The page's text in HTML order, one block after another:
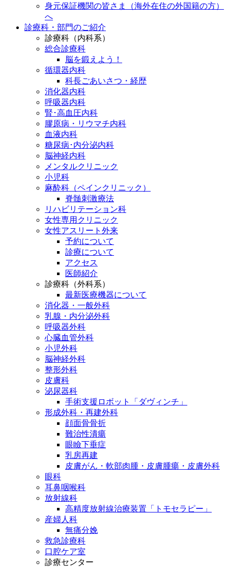
身元保証機関の皆さま（海外在住の外国籍の方）
へ
診療科・部門のご紹介
診療科（内科系）
総合診療科
脳を鍛えよう！
循環器内科
科長ごあいさつ・経歴
消化器内科
呼吸器内科
腎･高血圧内科
膠原病・リウマチ内科
血液内科
糖尿病･内分泌内科
脳神経内科
メンタルクリニック
小児科
麻酔科（ペインクリニック）
脊髄刺激療法
リハビリテーション科
女性専用クリニック
女性アスリート外来
予約について
診療について
アクセス
医師紹介
診療科（外科系）
最新医療機器について
消化器・一般外科
乳腺・内分泌外科
呼吸器外科
心臓血管外科
小児外科
脳神経外科
整形外科
皮膚科
泌尿器科
手術支援ロボット「ダヴィンチ」
形成外科・再建外科
顔面骨骨折
難治性潰瘍
眼瞼下垂症
乳房再建
皮膚がん・軟部肉腫・皮膚腫瘍・皮膚外科
眼科
耳鼻咽喉科
放射線科
高精度放射線治療装置「トモセラピー」
産婦人科
無痛分娩
救急診療科
口腔ケア室
診療センター